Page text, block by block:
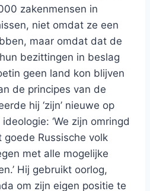
zakenmensen in
niet omdat ze een
maar omdat dat de
bezittingen in beslag
geen land kon blijven
de principes van de
hij ‘zijn’ nieuwe op
‘We zijn omringd
Russische volk
met alle mogelijke
Hij gebruikt oorlog,
om zijn eigen positie te